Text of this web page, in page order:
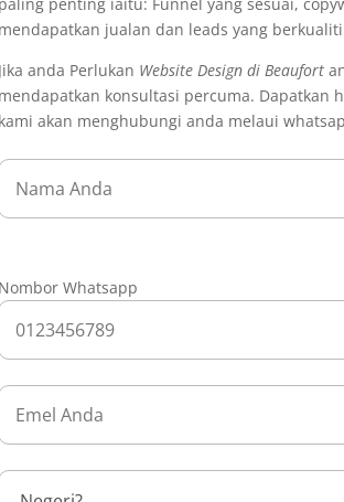
mendapatkan jualan dan leads yang
Jika anda Perlukan Website Design di Beaufort
mendapatkan konsultasi percuma. Dapatkan
kami akan menghubungi anda melaui
Nombor Whatsapp